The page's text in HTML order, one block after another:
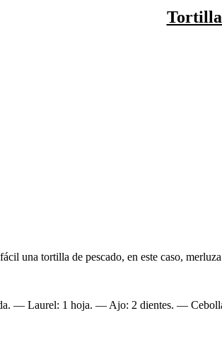
una tortilla de pescado, en este caso,
— Laurel: 1 hoja. — Ajo: 2 dientes. —